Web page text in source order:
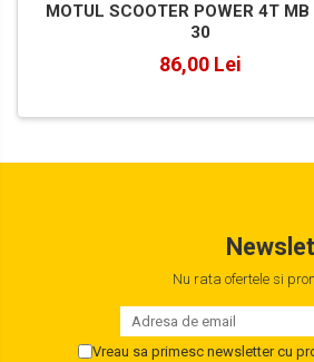
MOTUL SCOOTER POWER 4T
30
86,00 Lei
Nu rata ofertele si
Vreau sa primesc newsletter cu